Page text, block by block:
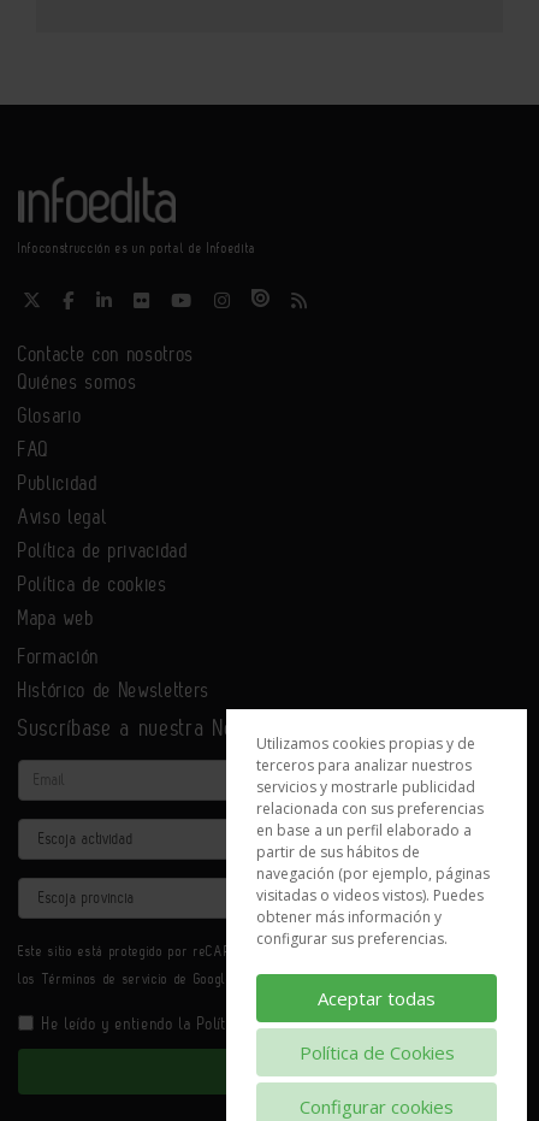
Infoconstrucción es un portal de Infoedita
Contacte con nosotros
Quiénes somos
Glosario
FAQ
Publicidad
Aviso legal
Política de privacidad
Política de cookies
Mapa web
Formación
Histórico de Newsletters
Suscríbase a nuestra Newsletter
Email
Actividad
Provincia
Este sitio está protegido por reCAPTCHA y se aplican la
los Términos de servicio de Google.
He leído y entiendo la Política de Privacidad
Enviar
Utilizamos cookies propias y de
terceros para analizar nuestros
servicios y mostrarle publicidad
relacionada con sus preferencias
en base a un perfil elaborado a
partir de sus hábitos de
navegación (por ejemplo, páginas
visitadas o videos vistos). Puedes
obtener más información y
configurar sus preferencias.
Aceptar todas
Política de Cookies
Configurar cookies